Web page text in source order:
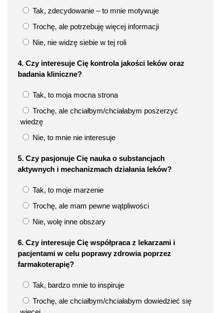
Tak, zdecydowanie – to mnie motywuje
Trochę, ale potrzebuję więcej informacji
Nie, nie widzę siebie w tej roli
4. Czy interesuje Cię kontrola jakości leków oraz
badania kliniczne?
Tak, to moja mocna strona
Trochę, ale chciałbym/chciałabym poszerzyć
wiedzę
Nie, to mnie nie interesuje
5. Czy pasjonuje Cię nauka o substancjach
aktywnych i mechanizmach działania leków?
Tak, to moje marzenie
Trochę, ale mam pewne wątpliwości
Nie, wolę inne obszary
6. Czy interesuje Cię współpraca z lekarzami i
pacjentami w celu poprawy zdrowia poprzez
farmakoterapię?
Tak, bardzo mnie to inspiruje
Trochę, ale chciałbym/chciałabym dowiedzieć się